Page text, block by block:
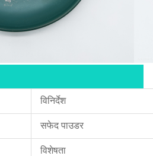
विनिर्देश
सफेद पाउडर
विशेषता